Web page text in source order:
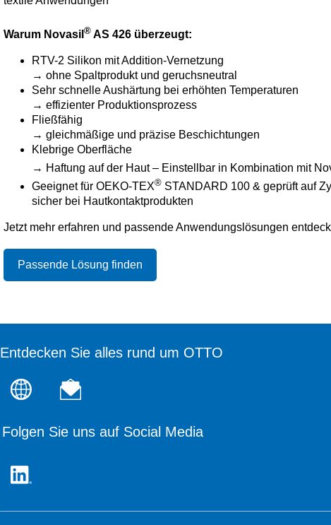
Warum Novasil ® AS 426 überzeugt:​
RTV-2 Silikon mit Addition-Vernetzung
→ ohne Spaltprodukt und geruchsneutral​
Sehr schnelle Aushärtung bei erhöhten Temperaturen
​→ effizienter Produktionsprozess ​
Fließfähig
​→ gleichmäßige und präzise Beschichtungen ​
Klebrige Oberfläche
​→ Haftung auf der Haut – Einstellbar in Kombination mit
Geeignet für OEKO-TEX® STANDARD 100 & geprüft auf
sicher bei Hautkontaktprodukten ​
Jetzt mehr erfahren und passende Anwendungslösungen
Passende Lösung finden
Entdecken Sie alles rund um OTTO
Folgen Sie uns auf Social Media